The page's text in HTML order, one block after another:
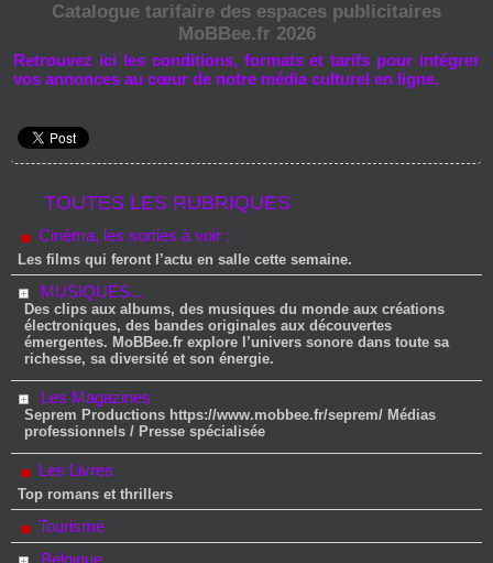
Catalogue tarifaire des espaces publicitaires
MoBBee.fr 2026
Retrouvez ici les conditions, formats et tarifs pour intégrer
vos annonces au cœur de notre média culturel en ligne.
TOUTES LES RUBRIQUES
Cinéma, les sorties à voir :
Les films qui feront l’actu en salle cette semaine.
MUSIQUES...
Des clips aux albums, des musiques du monde aux créations
électroniques, des bandes originales aux découvertes
émergentes. MoBBee.fr explore l’univers sonore dans toute sa
richesse, sa diversité et son énergie.
Les Magazines
Seprem Productions https://www.mobbee.fr/seprem/ Médias
professionnels / Presse spécialisée
Les Livres
Top romans et thrillers
Tourisme
Belgique